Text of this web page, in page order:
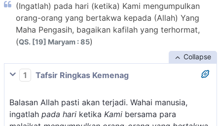
(Ingatlah) pada hari (ketika) Kami mengumpulkan
orang-orang yang bertakwa kepada (Allah) Yang
Maha Pengasih, bagaikan kafilah yang terhormat,
(QS. [19] Maryam : 85)
Collapse
1 Tafsir Ringkas Kemenag
Balasan Allah pasti akan terjadi. Wahai manusia,
ingatlah pada hari ketika Kami bersama para